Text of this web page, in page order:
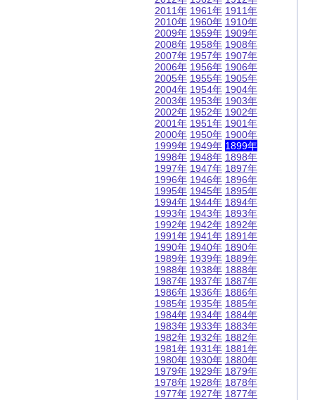
2011年
2010年
2009年
2008年
2007年
2006年
2005年
2004年
2003年
2002年
2001年
2000年
1999年
1998年
1997年
1996年
1995年
1994年
1993年
1992年
1991年
1990年
1989年
1988年
1987年
1986年
1985年
1984年
1983年
1982年
1981年
1980年
1979年
1978年
1977年
1961年
1960年
1959年
1958年
1957年
1956年
1955年
1954年
1953年
1952年
1951年
1950年
1949年
1948年
1947年
1946年
1945年
1944年
1943年
1942年
1941年
1940年
1939年
1938年
1937年
1936年
1935年
1934年
1933年
1932年
1931年
1930年
1929年
1928年
1927年
1911年
1910年
1909年
1908年
1907年
1906年
1905年
1904年
1903年
1902年
1901年
1900年
1899年
1898年
1897年
1896年
1895年
1894年
1893年
1892年
1891年
1890年
1889年
1888年
1887年
1886年
1885年
1884年
1883年
1882年
1881年
1880年
1879年
1878年
1877年